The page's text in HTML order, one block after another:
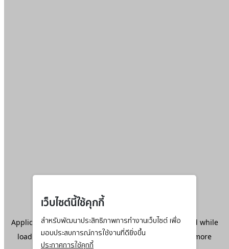
เว็บไซต์นี้ใช้คุกกี้
สำหรับพัฒนาประสิทธิภาพการทำงานเว็บไซต์ เพื่อ
มอบประสบการณ์การใช้งานที่ดียิ่งขึ้น
ประกาศการใช้คุกกี้
Application error: aclient-side exception has occurred while
loadingwww.ktc.co.th(see the browser console
for more